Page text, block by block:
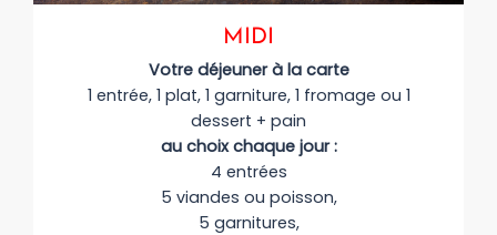
MIDI
Votre déjeuner à la carte
1 entrée, 1 plat, 1 garniture, 1 fromage ou 1
dessert + pain
au choix chaque jour :
4 entrées
5 viandes ou poisson,
5 garnitures,